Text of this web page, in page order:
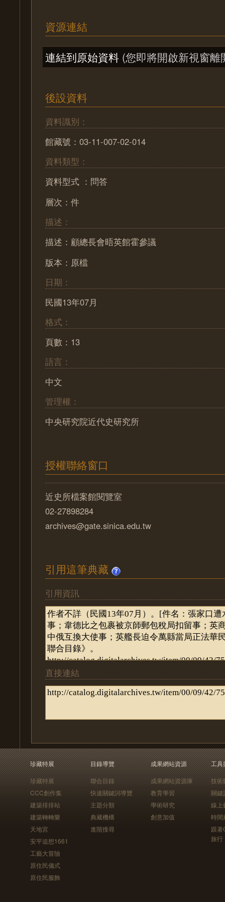
資源連結
連結到原始資料 (您即將開啟新視窗離
後設資料
資料識別：
館藏號：03-11-007-02-014
資料類型：
資料型式 ：問答
層次：件
描述：
描述：顧總長會晤英館霍參議
版本：原檔
日期：
民國13年07月
格式：
頁數：13
語言：
中文
管理權：
中央研究院近代史研究所
授權聯絡窗口
近史所檔案館閱覽室
02-27898284
archives@gate.sinica.edu.tw
引用這筆典藏
引用資訊
直接連結
珍藏特展
珍藏特展
CCC創作集
建築排排站
建築轉轉樂
天地宮
安平追想1661
工藝大冒險
原住民儀式
原住民服飾
目錄導覽
聯合目錄
快速關鍵詞導覽
主題分類
典藏機構
進階搜尋
成果網站資源
成果網站資源庫
教育學習
學術研究
創意加值
工具
技術
關鍵
線上
時間
跟
旅行